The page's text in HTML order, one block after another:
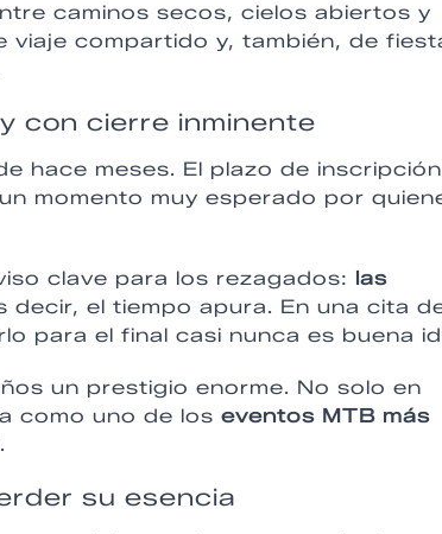
caminos secos, cielos abiertos y
viaje compartido y, también, de
con cierre inminente
hace meses. El plazo de inscripción
momento muy esperado por
clave para los rezagados:
las
decir, el tiempo apura. En una cita
para el final casi nunca es buena
un prestigio enorme. No solo en
como uno de los eventos MTB más
su esencia